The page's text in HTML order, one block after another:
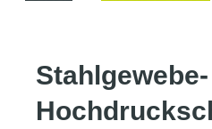
Stahlgewebe-